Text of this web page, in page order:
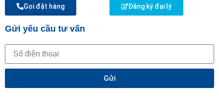
Gọi đặt hàng Đăng ký đại lý
Gửi yêu cầu tư vấn
Gửi